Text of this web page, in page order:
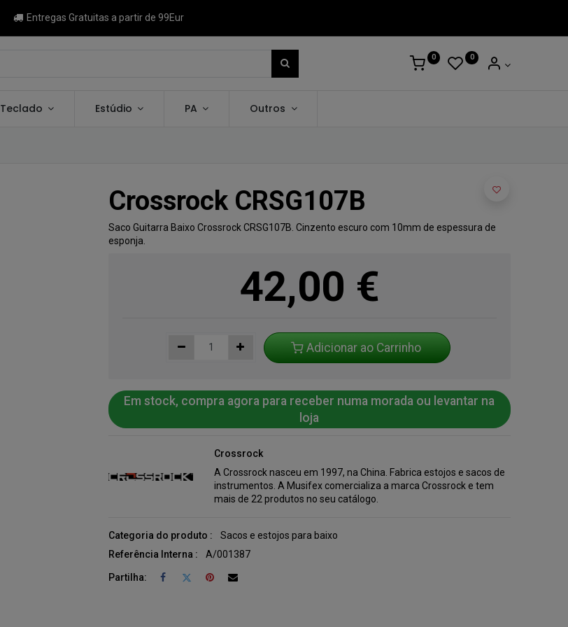
Entregas Gratuitas a partir de 99Eur
0 0
Teclado Estúdio PA Outros
Crossrock CRSG107B
Saco Guitarra Baixo Crossrock CRSG107B. Cinzento escuro com 10mm de espessura de
esponja.
42,00 €
Adicionar ao Carrinho
Em stock, compra agora para receber numa morada ou levantar na
loja
Crossrock
A Crossrock nasceu em 1997, na China. Fabrica estojos e sacos de
instrumentos. A Musifex comercializa a marca Crossrock e tem
mais de 22 produtos no seu catálogo.
Categoria do produto :
Sacos e estojos para baixo
Referência Interna :
A/001387
Partilha: